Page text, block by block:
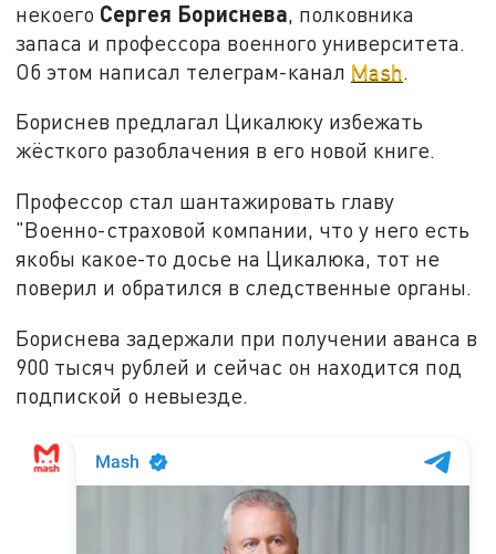
некоего Сергея Бориснева, полковника
запаса и профессора военного университета.
Об этом написал телеграм-канал Mash.
Бориснев предлагал Цикалюку избежать
жёсткого разоблачения в его новой книге.
Профессор стал шантажировать главу
"Военно-страховой компании, что у него есть
якобы какое-то досье на Цикалюка, тот не
поверил и обратился в следственные органы.
Бориснева задержали при получении аванса в
900 тысяч рублей и сейчас он находится под
подпиской о невыезде.